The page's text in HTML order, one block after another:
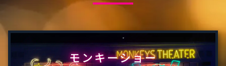
モンキーショー